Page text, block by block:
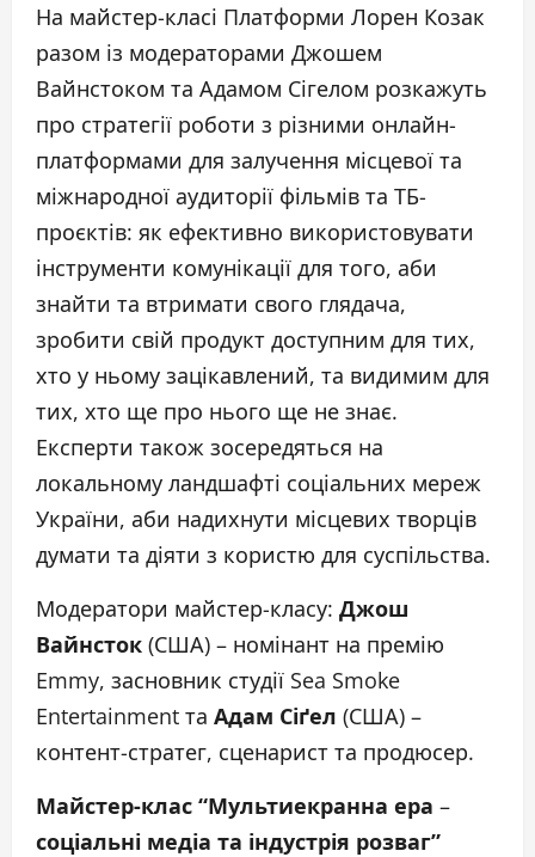
На майстер-класі Платформи Лорен Козак
разом із модераторами Джошем
Вайнстоком та Адамом Сігелом розкажуть
про стратегії роботи з різними онлайн-
платформами для залучення місцевої та
міжнародної аудиторії фільмів та ТБ-
проєктів: як ефективно використовувати
інструменти комунікації для того, аби
знайти та втримати свого глядача,
зробити свій продукт доступним для тих,
хто у ньому зацікавлений, та видимим для
тих, хто ще про нього ще не знає.
Експерти також зосередяться на
локальному ландшафті соціальних мереж
України, аби надихнути місцевих творців
думати та діяти з користю для суспільства.
Модератори майстер-класу: Джош
Вайнсток (США) – номінант на премію
Emmy, засновник студії Sea Smoke
Entertainment та Адам Сіґел (США) –
контент-стратег, сценарист та продюсер.
Майстер-клас “Мультиекранна ера –
соціальні медіа та індустрія розваг”